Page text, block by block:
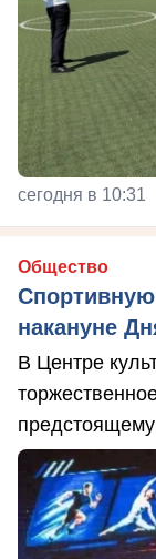
сегодня в 10:31
Общество
накануне
В Центре